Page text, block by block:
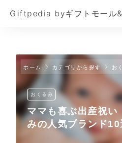
Giftpedia byギフトモール
ホーム カテゴリから探す お
おくるみ
ママも喜ぶ出産祝い
みの人気ブランド10